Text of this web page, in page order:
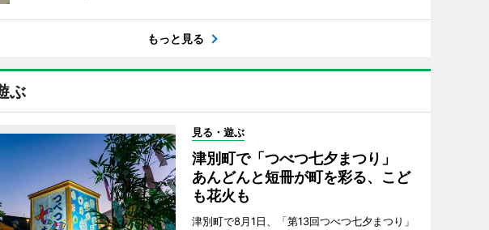
もっと見る
ぶ
見る・遊ぶ
津別町で「つべつ七夕まつり」
あんどんと短冊が町を彩る、こど
も花火も
津別町で8月1日、「第13回つべつ七夕まつり」